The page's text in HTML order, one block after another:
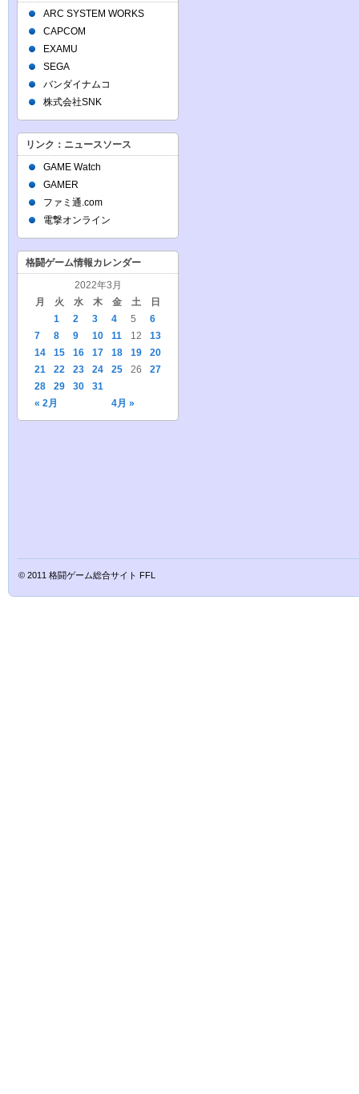
ARC SYSTEM WORKS
CAPCOM
EXAMU
SEGA
バンダイナムコ
株式会社SNK
リンク：ニュースソース
GAME Watch
GAMER
ファミ通.com
電撃オンライン
格闘ゲーム情報カレンダー
2022年3月
月
火 水 木 金 土 日
« 2月 4月 »
1 2 3 4 5
6
7
8 9 10 11 12
13
14
15 16 17 18 19
20
21
22 23 24 25 26
27
28
29 30 31
© 2011 格闘ゲーム総合サイト FFL